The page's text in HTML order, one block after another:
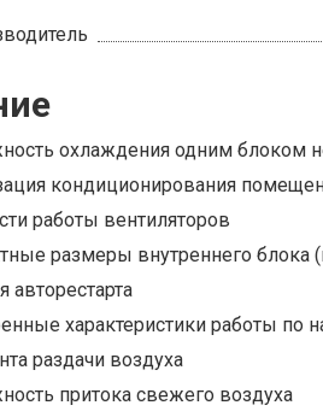
охлаждения одним блоком
кондиционирования
работы вентиляторов
размеры внутреннего блока
авторестарта
характеристики работы по
раздачи воздуха
притока свежего воздуха